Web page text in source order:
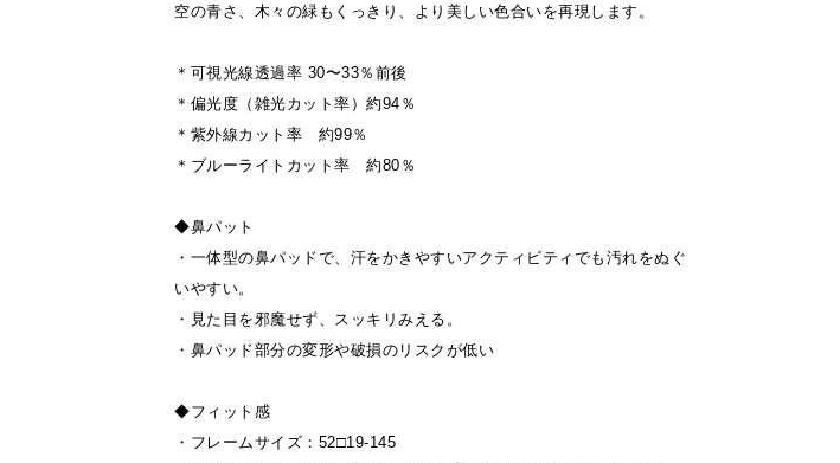
空の青さ、木々の緑もくっきり、より美しい色合いを再現します。
＊可視光線透過率 30〜33％前後
＊偏光度（雑光カット率）約94％
＊紫外線カット率 約99％
＊ブルーライトカット率 約80％
◆鼻パット
・一体型の鼻パッドで、汗をかきやすいアクティビティでも汚れをぬぐ
いやすい。
・見た目を邪魔せず、スッキリみえる。
・鼻パッド部分の変形や破損のリスクが低い
◆フィット感
・フレームサイズ：52□19-145